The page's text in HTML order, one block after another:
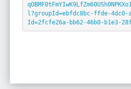
l?groupId=ebfdc8bc-ffde-4dc0-
Id=2fcfe26a-bb62-46b0-b1e3-